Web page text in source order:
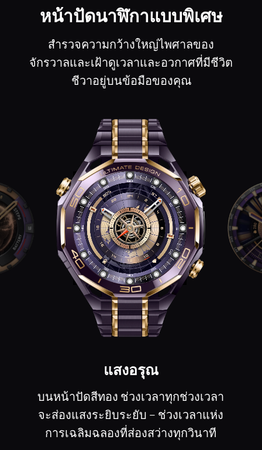
หน้าปัดนาฬิกาแบบพิเศษ
สํารวจความกว้างใหญ่ไพศาลของ
จักรวาลและเฝ้าดูเวลาและอวกาศที่มีชีวิต
ชีวาอยู่บนข้อมือของคุณ
ลำแสง
ลําแสงที่เปล่งประกายพุ่งออกมาจาก
หน้าปัด จับภาพความเจิดจ้าของ
ดวงดาวนับพันดวงได้ชั่วครู่